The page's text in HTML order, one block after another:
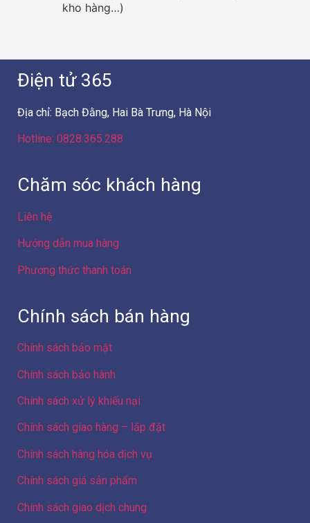
kho hàng…)
Điện tử 365
Địa chỉ: Bạch Đằng, Hai Bà Trưng, Hà Nội
Hotline: 0828.365.288
Chăm sóc khách hàng
Liên hệ
Hướng dẫn mua hàng
Phương thức thanh toán
Chính sách bán hàng
Chính sách bảo mật
Chính sách bảo hành
Chính sách xử lý khiếu nại
Chính sách giao hàng – lắp đặt
Chính sách hàng hóa dịch vụ
Chính sách giá sản phẩm
Chính sách giao dịch chung